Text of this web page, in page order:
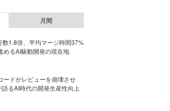
月間
数1.8倍、平均マージ時間37%
るAI駆動開発の現在地
ードがレビューを崩壊させ
るAI時代の開発生産性向上